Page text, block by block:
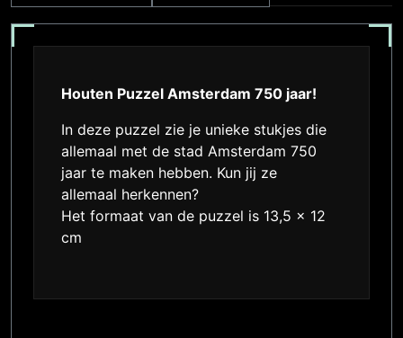
Houten Puzzel Amsterdam 750 jaar!
In deze puzzel zie je unieke stukjes die
allemaal met de stad Amsterdam 750
jaar te maken hebben. Kun jij ze
allemaal herkennen?
Het formaat van de puzzel is 13,5 x 12
cm